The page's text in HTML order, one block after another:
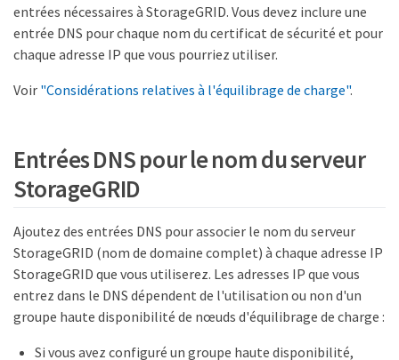
entrées nécessaires à StorageGRID. Vous devez inclure une
entrée DNS pour chaque nom du certificat de sécurité et pour
chaque adresse IP que vous pourriez utiliser.
Voir "Considérations relatives à l'équilibrage de charge".
Entrées DNS pour le nom du serveur
StorageGRID
Ajoutez des entrées DNS pour associer le nom du serveur
StorageGRID (nom de domaine complet) à chaque adresse IP
StorageGRID que vous utiliserez. Les adresses IP que vous
entrez dans le DNS dépendent de l'utilisation ou non d'un
groupe haute disponibilité de nœuds d'équilibrage de charge :
Si vous avez configuré un groupe haute disponibilité,